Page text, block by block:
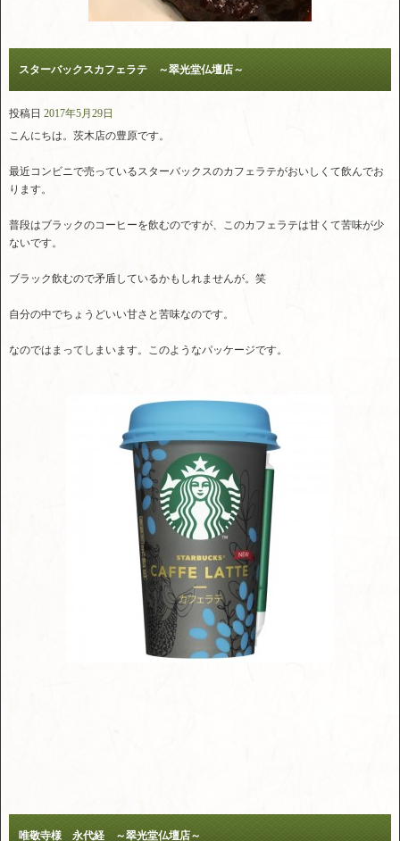
スターバックスカフェラテ ～翠光堂仏壇店～
投稿日 2017年5月29日
こんにちは。茨木店の豊原です。
最近コンビニで売っているスターバックスのカフェラテがおいしくて飲んでお
ります。
普段はブラックのコーヒーを飲むのですが、このカフェラテは甘くて苦味が少
ないです。
ブラック飲むので矛盾しているかもしれませんが。笑
自分の中でちょうどいい甘さと苦味なのです。
なのではまってしまいます。このようなパッケージです。
唯敬寺様 永代経 ～翠光堂仏壇店～